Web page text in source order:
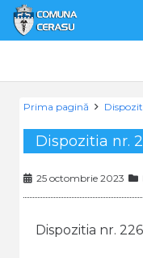
Prima pagină
Dispozitia nr.
25 octombrie 2023
Dispozitia nr. 226